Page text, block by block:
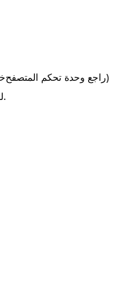
(راجع وحدة تحكم المتصفح
.